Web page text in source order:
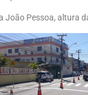
Pessoa, altura